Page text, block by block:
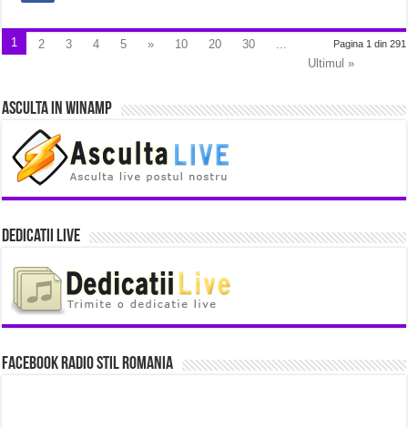
Pagina 1 din 291
1 2 3 4 5 » 10 20 30
Ultimul »
Asculta in Winamp
Dedicatii Live
Facebook Radio Stil Romania